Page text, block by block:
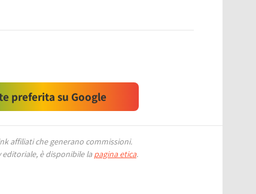
preferita su Google
affiliati che generano commissioni.
è disponibile la pagina etica.